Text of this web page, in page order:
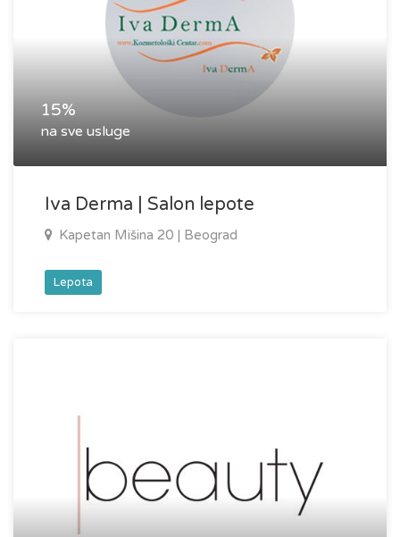
15%
na sve usluge
Iva Derma | Salon lepote
Kapetan Mišina 20 | Beograd
Lepota